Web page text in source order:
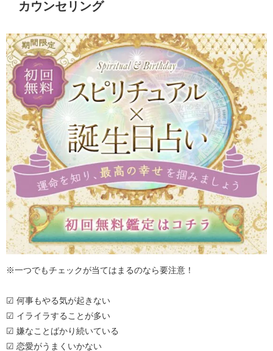
カウンセリング
※一つでもチェックが当てはまるのなら要注意！
☑ 何事もやる気が起きない
☑ イライラすることが多い
☑ 嫌なことばかり続いている
☑ 恋愛がうまくいかない